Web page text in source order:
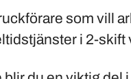
som vill
i 2-skift